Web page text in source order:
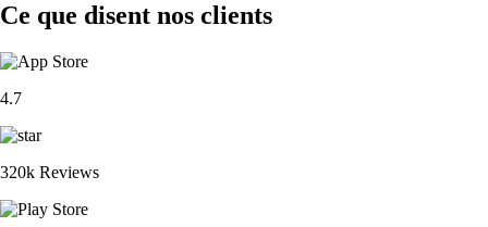
Ce que disent nos clients
4.7
320k Reviews